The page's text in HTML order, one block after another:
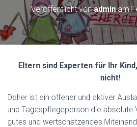
Veröffentlicht vonadminam
Eltern sind Experten für Ihr
nicht!
Daher ist ein offener und aktiver
und Tagespflegeperson die absolute
gutes und wertschätzendes